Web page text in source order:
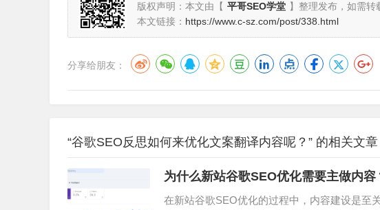
版权声明：本文由【 平哥SEO学堂 】整理发布，如需转
本文链接： https://www.c-sz.com/post/338.html
分享给朋友：
“谷歌SEO反思如何来优化文案翻译内容呢？” 的相关文章
为什么新站谷歌SEO优化需要主做内容
在新站谷歌SEO优化的过程中，内容建设是至